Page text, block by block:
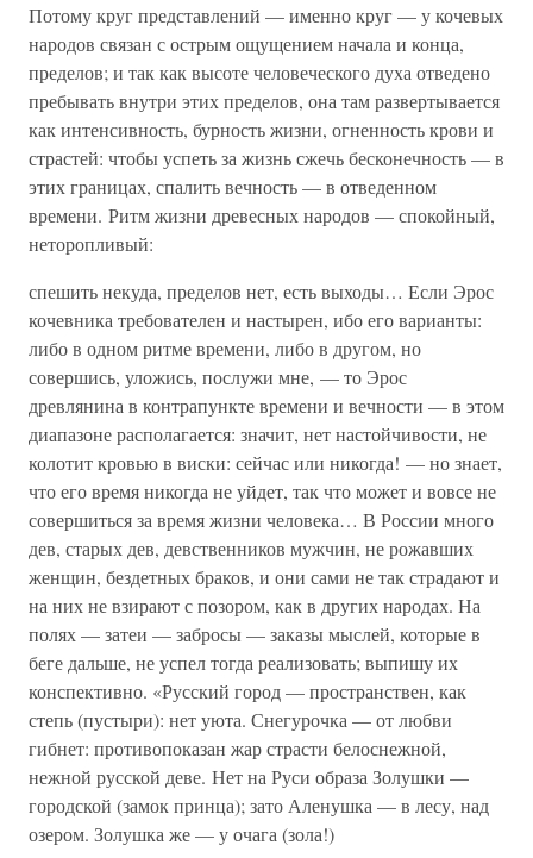
Потому круг представлений — именно круг — у кочевых
народов связан с острым ощущением начала и конца,
пределов; и так как высоте человеческого духа отведено
пребывать внутри этих пределов, она там развертывается
как интенсивность, бурность жизни, огненность крови и
страстей: чтобы успеть за жизнь сжечь бесконечность — в
этих границах, спалить вечность — в отведенном
времени. Ритм жизни древесных народов — спокойный,
неторопливый:
спешить некуда, пределов нет, есть выходы… Если Эрос
кочевника требователен и настырен, ибо его варианты:
либо в одном ритме времени, либо в другом, но
совершись, уложись, послужи мне, — то Эрос
древлянина в контрапункте времени и вечности — в этом
диапазоне располагается: значит, нет настойчивости, не
колотит кровью в виски: сейчас или никогда! — но знает,
что его время никогда не уйдет, так что может и вовсе не
совершиться за время жизни человека… В России много
дев, старых дев, девственников мужчин, не рожавших
женщин, бездетных браков, и они сами не так страдают и
на них не взирают с позором, как в других народах. На
полях — затеи — забросы — заказы мыслей, которые в
беге дальше, не успел тогда реализовать; выпишу их
конспективно. «Русский город — пространствен, как
степь (пустыри): нет уюта. Снегурочка — от любви
гибнет: противопоказан жар страсти белоснежной,
нежной русской деве. Нет на Руси образа Золушки —
городской (замок принца); зато Аленушка — в лесу, над
озером. Золушка же — у очага (зола!)